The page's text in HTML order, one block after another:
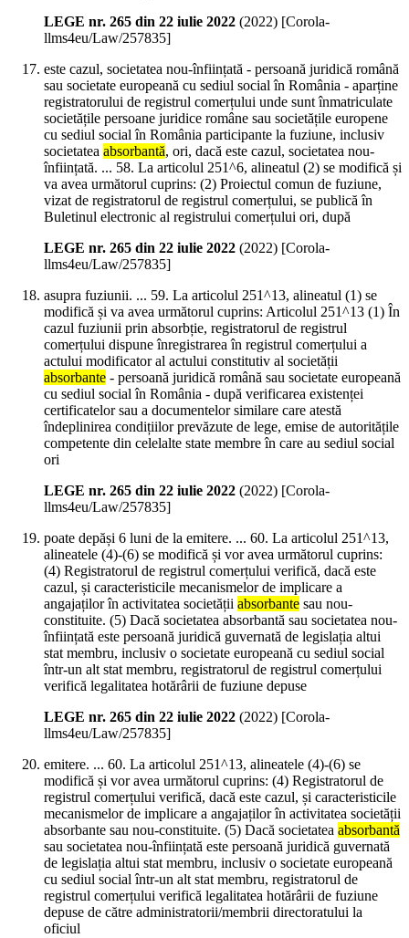
LEGE nr. 265 din 22 iulie 2022 (2022) [Corola-
llms4eu/Law/257835]
este cazul, societatea nou-înființată - persoană juridică română
sau societate europeană cu sediul social în România - aparține
registratorului de registrul comerțului unde sunt înmatriculate
societățile persoane juridice române sau societățile europene
cu sediul social în România participante la fuziune, inclusiv
societatea absorbantă, ori, dacă este cazul, societatea nou-
înființată. ... 58. La articolul 251^6, alineatul (2) se modifică și
va avea următorul cuprins: (2) Proiectul comun de fuziune,
vizat de registratorul de registrul comerțului, se publică în
Buletinul electronic al registrului comerțului ori, după
LEGE nr. 265 din 22 iulie 2022 (2022) [Corola-
llms4eu/Law/257835]
asupra fuziunii. ... 59. La articolul 251^13, alineatul (1) se
modifică și va avea următorul cuprins: Articolul 251^13 (1) În
cazul fuziunii prin absorbție, registratorul de registrul
comerțului dispune înregistrarea în registrul comerțului a
actului modificator al actului constitutiv al societății
absorbante - persoană juridică română sau societate europeană
cu sediul social în România - după verificarea existenței
certificatelor sau a documentelor similare care atestă
îndeplinirea condițiilor prevăzute de lege, emise de autoritățile
competente din celelalte state membre în care au sediul social
ori
LEGE nr. 265 din 22 iulie 2022 (2022) [Corola-
llms4eu/Law/257835]
poate depăși 6 luni de la emitere. ... 60. La articolul 251^13,
alineatele (4)-(6) se modifică și vor avea următorul cuprins:
(4) Registratorul de registrul comerțului verifică, dacă este
cazul, și caracteristicile mecanismelor de implicare a
angajaților în activitatea societății absorbante sau nou-
constituite. (5) Dacă societatea absorbantă sau societatea nou-
înființată este persoană juridică guvernată de legislația altui
stat membru, inclusiv o societate europeană cu sediul social
într-un alt stat membru, registratorul de registrul comerțului
verifică legalitatea hotărârii de fuziune depuse
LEGE nr. 265 din 22 iulie 2022 (2022) [Corola-
llms4eu/Law/257835]
emitere. ... 60. La articolul 251^13, alineatele (4)-(6) se
modifică și vor avea următorul cuprins: (4) Registratorul de
registrul comerțului verifică, dacă este cazul, și caracteristicile
mecanismelor de implicare a angajaților în activitatea societății
absorbante sau nou-constituite. (5) Dacă societatea absorbantă
sau societatea nou-înființată este persoană juridică guvernată
de legislația altui stat membru, inclusiv o societate europeană
cu sediul social într-un alt stat membru, registratorul de
registrul comerțului verifică legalitatea hotărârii de fuziune
depuse de către administratorii/membrii directoratului la
oficiul